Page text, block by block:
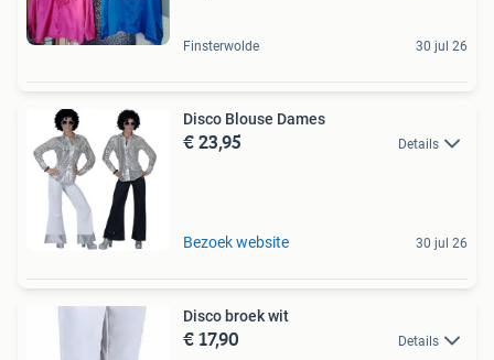
Finsterwolde 30 jul 26
Disco Blouse Dames
€ 23,95 Details
Bezoek website 30 jul 26
Disco broek wit
€ 17,90 Details